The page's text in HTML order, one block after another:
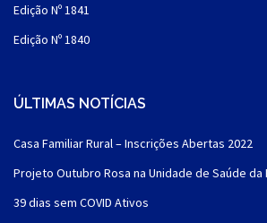
Edição Nº 1841
Edição Nº 1840
ÚLTIMAS NOTÍCIAS
Casa Familiar Rural – Inscrições Abertas 2022
Projeto Outubro Rosa na Unidade de Saúde da
39 dias sem COVID Ativos